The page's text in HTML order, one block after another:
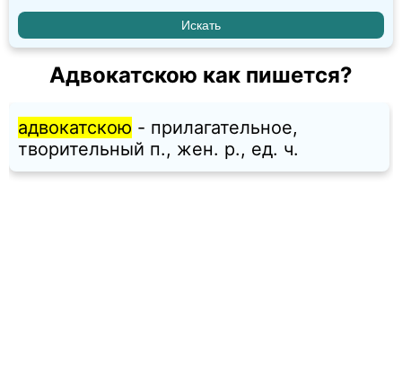
Адвокатскою как пишется?
адвокатскою - прилагательное,
творительный п., жен. p., ед. ч.